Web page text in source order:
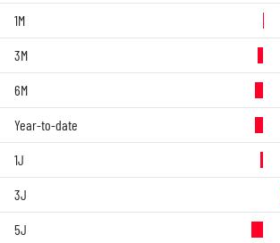
1M
3M
6M
Year-to-date
1J
3J
5J